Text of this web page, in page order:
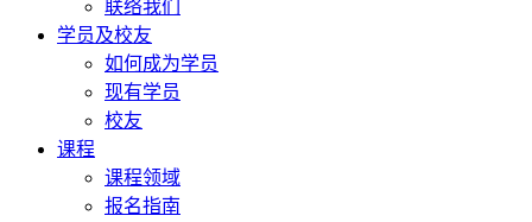
联络我们
学员及校友
如何成为学员
现有学员
校友
课程
课程领域
报名指南